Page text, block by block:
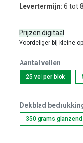
Levertermijn: 6 tot
Prijzen digitaal
Voordeliger bij kleine
Aantal vellen
25 vel per blok
Dekblad
350 grams glanzend